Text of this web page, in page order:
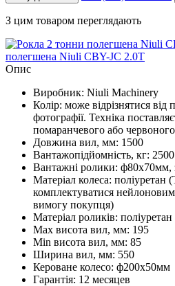
З цим товаром переглядають
полегшена Niuli CBY-JC 2.0T
Опис
Виробник: Niuli Machinery
Колір: може відрізнятися від
фотографії. Техніка
помаранчевого або
Довжина вил, мм: 1500
Вантажопідйомність, кг:
Вантажні ролики:
Матеріал колеса: поліуретан
комплектуватися
вимогу покупця)
Матеріал роликів:
Мax висота вил, мм: 195
Мin висота вил, мм: 85
Ширина вил, мм: 550
Кероване колесо:
Гарантія: 12 месяцев